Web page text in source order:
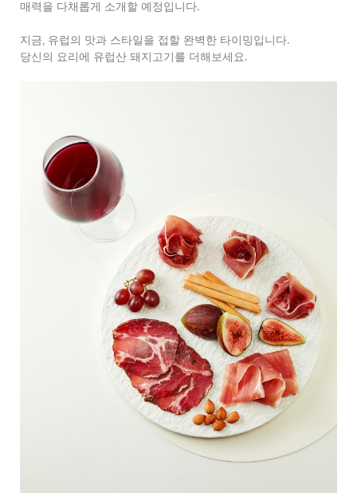
매력을 다채롭게 소개할 예정입니다.
지금, 유럽의 맛과 스타일을 접할 완벽한 타이밍입니다.
당신의 요리에 유럽산 돼지고기를 더해보세요.